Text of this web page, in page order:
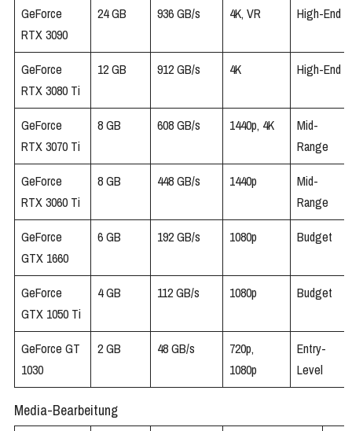
GeForce
RTX 3090
24 GB 936 GB/s 4K, VR High-End
GeForce
RTX 3080 Ti
12 GB 912 GB/s 4K High-End
GeForce
RTX 3070 Ti
8 GB 608 GB/s 1440p, 4K
Mid-
Range
GeForce
RTX 3060 Ti
8 GB 448 GB/s 1440p
Mid-
Range
GeForce
GTX 1660
6 GB 192 GB/s 1080p Budget
GeForce
GTX 1050 Ti
4 GB 112 GB/s 1080p Budget
GeForce GT
1030
2 GB 48 GB/s
720p,
1080p
Entry-
Level
Media-Bearbeitung